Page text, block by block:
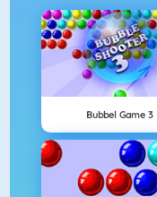
Bubbel Game 3